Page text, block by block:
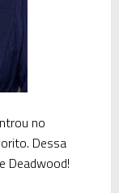
no
Dessa
Deadwood!